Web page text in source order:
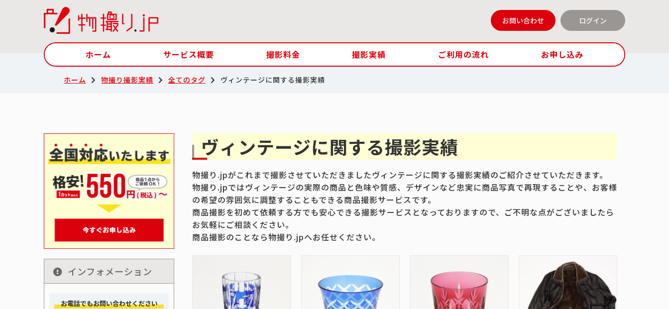
お問い合わせ ログイン
ホーム サービス概要 撮影料金 撮影実績 ご利用の流れ お申し込み
ホーム 物撮り撮影実績 全てのタグ ヴィンテージに関する撮影実績
ヴィンテージに関する撮影実績
物撮り.jpがこれまで撮影させていただきましたヴィンテージに関する撮影実績のご紹介させていただきます。
物撮り.jpではヴィンテージの実際の商品と色味や質感、デザインなど忠実に商品写真で再現することや、お客様
の希望の雰囲気に調整することもできる商品撮影サービスです。
商品撮影を初めて依頼する方でも安心できる撮影サービスとなっておりますので、ご不明な点がございましたら
お気軽にご相談ください。
商品撮影のことなら物撮り.jpへお任せください。
インフォメーション
お電話でもお問い合わせください